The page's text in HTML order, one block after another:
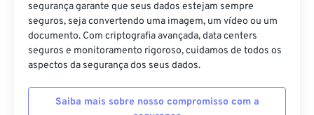
segurança garante que seus dados estejam sempre
seguros, seja convertendo uma imagem, um vídeo ou um
documento. Com criptografia avançada, data centers
seguros e monitoramento rigoroso, cuidamos de todos os
aspectos da segurança dos seus dados.
Saiba mais sobre nosso compromisso com a